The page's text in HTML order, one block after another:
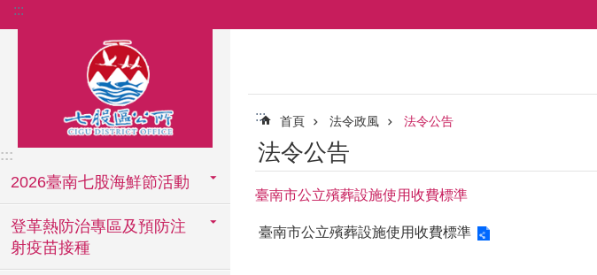
跳到主要內容區塊
:::
:::
2026臺南七股海鮮節活動
登革熱防治專區及預防注
射疫苗接種
::: 首頁 法令政風 法令公告
法令公告
臺南市公立殯葬設施使用收費標準
臺南市公立殯葬設施使用收費標準